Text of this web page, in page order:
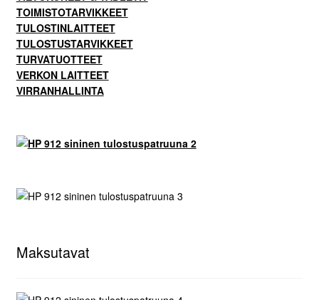
TOIMISTOTARVIKKEET
TULOSTINLAITTEET
TULOSTUSTARVIKKEET
TURVATUOTTEET
VERKON LAITTEET
VIRRANHALLINTA
Maksutavat